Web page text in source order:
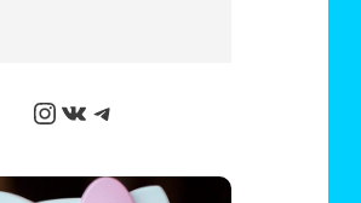
Instagram
ВКонтакте
Telegram